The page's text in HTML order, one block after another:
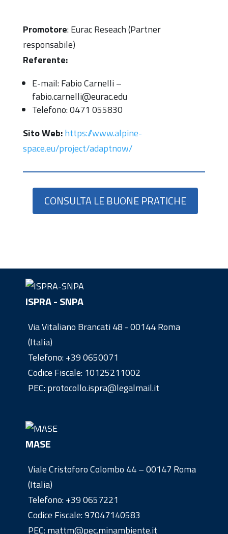
Promotore: Eurac Reseach (Partner
responsabile)
Referente:
E-mail: Fabio Carnelli –
fabio.carnelli@eurac.edu
Telefono: 0471 055830
Sito Web:https://www.alpine-
space.eu/project/adaptnow/
CONSULTA LE BUONE PRATICHE
ISPRA - SNPA
Via Vitaliano Brancati 48 - 00144 Roma
(Italia)
Telefono:+39 0650071
Codice Fiscale: 10125211002
PEC: protocollo.ispra@legalmail.it
MASE
Viale Cristoforo Colombo 44 – 00147 Roma
(Italia)
Telefono:+39 0657221
Codice Fiscale: 97047140583
PEC: mattm@pec.minambiente.it